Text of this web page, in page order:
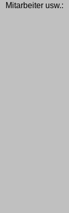
Mitarbeiter usw.: